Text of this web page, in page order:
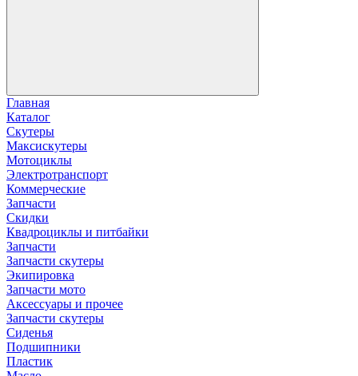
Главная
Каталог
Скутеры
Максискутеры
Мотоциклы
Электротранспорт
Коммерческие
Запчасти
Скидки
Квадроциклы и питбайки
Запчасти
Запчасти скутеры
Экипировка
Запчасти мото
Аксессуары и прочее
Запчасти скутеры
Сиденья
Подшипники
Пластик